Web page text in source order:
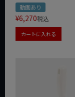
動画あり
¥6,270税込
カートに入れる